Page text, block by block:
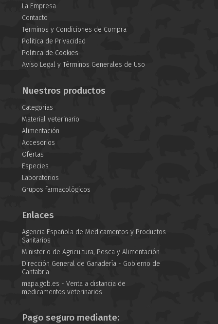
La Empresa
Contacto
Terminos y Condiciones de Compra
Politica de Privacidad
Politica de Cookies
Aviso Legal y Términos Generales de Uso
Nuestros productos
Categorias
Material veterinario
Alimentación
Accesorios
Ofertas
Especies
Laboratorios
Grupos farmacológicos
Enlaces
Agencia Española de Medicamentos y Productos
Sanitarios
Ministerio de Agricultura, Pesca y Alimentación
Dirección General de Ganadería - Gobierno de
Cantabria
mapa.gob.es - Venta a distancia de
medicamentos veterinarios
Pago seguro mediante: